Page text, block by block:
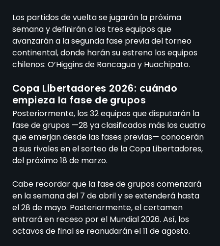
Los partidos de vuelta se jugarán la próxima
semana y definirán a los tres equipos que
avanzarán a la segunda fase previa del torneo
continental, donde harán su estreno los equipos
chilenos: O’Higgins de Rancagua y Huachipato.
Copa Libertadores 2026: cuándo
empieza la fase de grupos
Posteriormente, los 32 equipos que disputarán la
fase de grupos —28 ya clasificados más los cuatro
que emerjan desde las fases previas— conocerán
a sus rivales en el sorteo de la Copa Libertadores,
del próximo 18 de marzo.
Cabe recordar que la fase de grupos comenzará
en la semana del 7 de abril y se extenderá hasta
el 28 de mayo. Posteriormente, el certamen
entrará en receso por el Mundial 2026. Así, los
octavos de final se reanudarán el 11 de agosto.